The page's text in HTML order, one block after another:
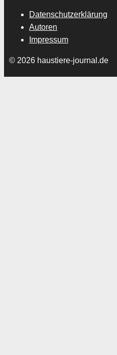
Datenschutzerklärung
Autoren
Impressum
© 2026 haustiere-journal.de